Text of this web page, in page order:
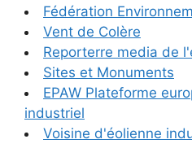
Fédération
Vent de Colère
Reporterre media de
Sites et Monuments
EPAW Plateforme
industriel
Voisine d'éolienne